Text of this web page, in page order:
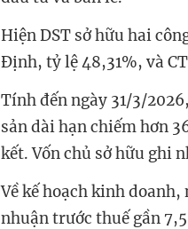
Hiện DST sở hữu hai
Định, tỷ lệ 48,31%, và
Tính đến ngày 31/3/
sản dài hạn chiếm hơn
kết. Vốn chủ sở hữu ghi
Về kế hoạch kinh
nhuận trước thuế gần